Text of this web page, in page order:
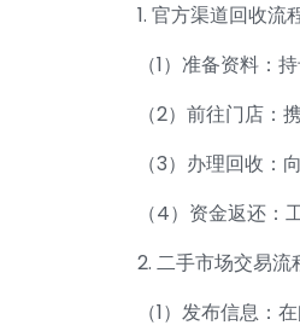
1. 官方渠道回收流
（1）准备资料：
（2）前往门店：
（3）办理回收：
（4）资金返还：
2. 二手市场交易流
（1）发布信息：